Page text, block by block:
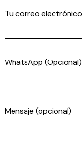
Tu correo electrónico
WhatsApp (Opcional)
Mensaje (opcional)